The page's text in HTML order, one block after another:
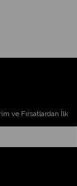
ve Fırsatlardan İlk